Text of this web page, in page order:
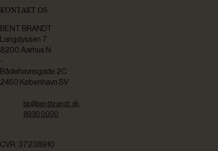
KONTAKT OS
BENT BRANDT
Langdyssen 7
8200 Aarhus N
-
Bådehavnsgade 2C
2450 København SV
bb@bentbrandt.dk
8930 0000
CVR: 37238910